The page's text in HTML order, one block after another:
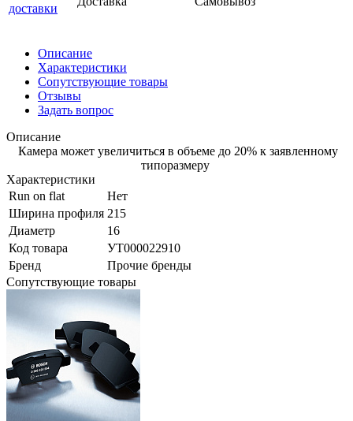
доставки
Описание
Характеристики
Сопутствующие товары
Отзывы
Задать вопрос
Описание
Камера может увеличиться в объеме до 20% к заявленному
типоразмеру
Характеристики
Run on flat
Нет
Ширина профиля 215
Диаметр
16
Код товара
УТ000022910
Бренд
Прочие бренды
Сопутствующие товары